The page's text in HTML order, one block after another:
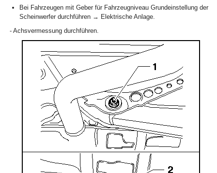
Bei Fahrzeugen mit Geber für Fahrzeugniveau Grundeinstellung der
Scheinwerfer durchführen → Elektrische Anlage.
- Achsvermessung durchführen.